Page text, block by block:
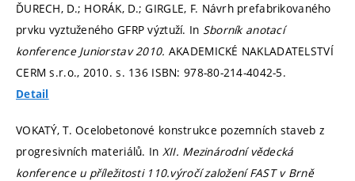
ĎURECH, D.; HORÁK, D.; GIRGLE, F. Návrh prefabrikovaného
prvku vyztuženého GFRP výztuží. In Sborník anotací
konference Juniorstav 2010. AKADEMICKÉ NAKLADATELSTVÍ
CERM s.r.o., 2010.s. 136 ISBN: 978-80-214-4042-5.
Detail
VOKATÝ, T. Ocelobetonové konstrukce pozemních staveb z
progresivních materiálů. In XII. Mezinárodní vědecká
konference u příležitosti 110.výročí založení FAST v Brně